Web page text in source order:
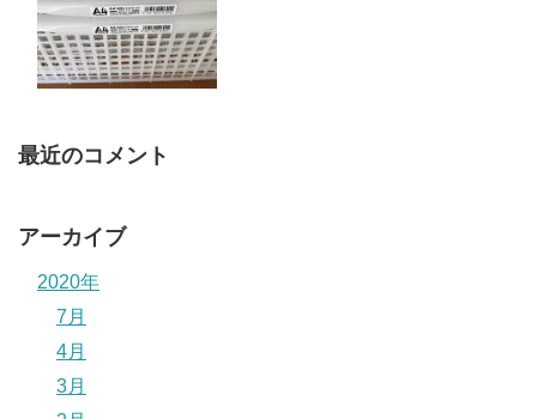
最近のコメント
アーカイブ
2020年
7月
4月
3月